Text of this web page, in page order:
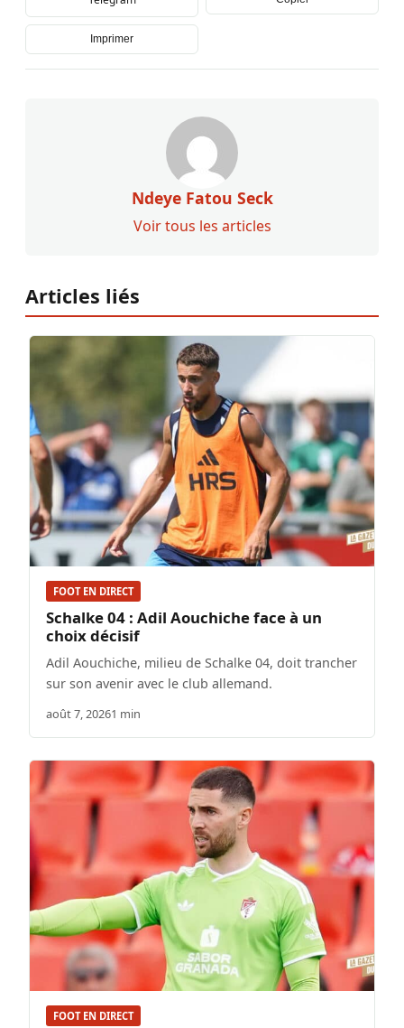
Imprimer
Ndeye Fatou Seck
Voir tous les articles
Articles liés
FOOT EN DIRECT
Schalke 04 : Adil Aouchiche face à un
choix décisif
Adil Aouchiche, milieu de Schalke 04, doit trancher
sur son avenir avec le club allemand.
août 7, 20261 min
FOOT EN DIRECT